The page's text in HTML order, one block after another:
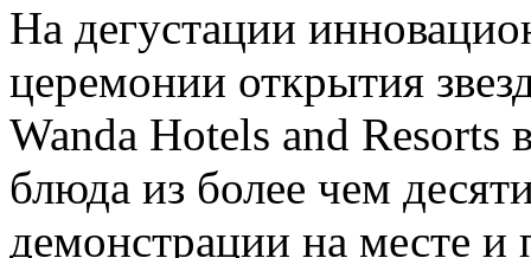
На дегустации
церемонии открытия
Wanda Hotels and Resorts
блюда из более чем
демонстрации на месте и